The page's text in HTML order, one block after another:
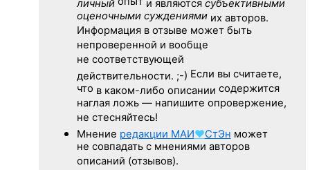
личный и являются субъективными
оценочными суждениямиих авторов.
Информация в отзыве может быть
непроверенной и вообще
не соответствующей
действительности. ;-) Если вы считаете,
что в каком-либо описании содержится
наглая ложь — напишите опровержение,
не стесняйтесь!
Мнение редакции МАИ♥СтЭн может
не совпадать с мнениями авторов
описаний (отзывов).